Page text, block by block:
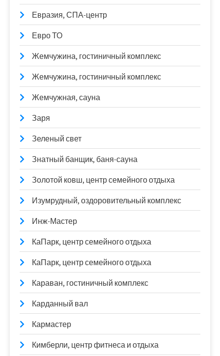
Евразия, СПА-центр
Евро ТО
Жемчужина, гостиничный комплекс
Жемчужина, гостиничный комплекс
Жемчужная, сауна
Заря
Зеленый свет
Знатный банщик, баня-сауна
Золотой ковш, центр семейного отдыха
Изумрудный, оздоровительный комплекс
Инж-Мастер
КаПарк, центр семейного отдыха
КаПарк, центр семейного отдыха
Караван, гостиничный комплекс
Карданный вал
Кармастер
Кимберли, центр фитнеса и отдыха